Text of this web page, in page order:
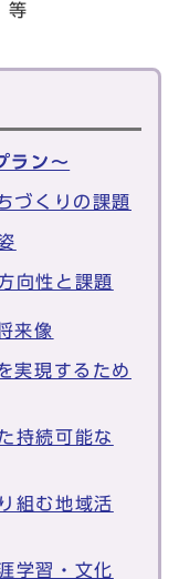
等
ラン～
づくりの課題
向性と課題
来像
実現するため
持続可能な
組む地域活
学習・文化